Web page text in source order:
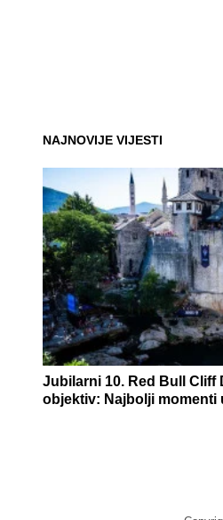
NAJNOVIJE VIJESTI
Jubilarni 10. Red Bull Cliff
objektiv: Najbolji momenti